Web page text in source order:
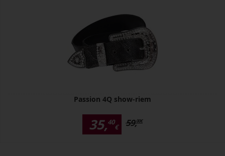
Passion 4Q show-riem
35,40
€ 59,00€